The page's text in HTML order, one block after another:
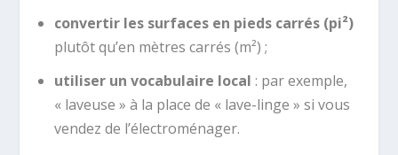
convertir les surfaces en pieds carrés (pi²)
plutôt qu’en mètres carrés (m²) ;
utiliser un vocabulaire local : par exemple,
« laveuse » à la place de « lave-linge » si vous
vendez de l’électroménager.